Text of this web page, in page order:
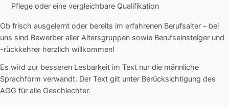
Pflege oder eine vergleichbare Qualifikation
Ob frisch ausgelernt oder bereits im erfahrenen Berufsalter – bei
uns sind Bewerber aller Altersgruppen sowie Berufseinsteiger und
-rückkehrer herzlich willkommen!
Es wird zur besseren Lesbarkeit im Text nur die männliche
Sprachform verwandt. Der Text gilt unter Berücksichtigung des
AGG für alle Geschlechter.